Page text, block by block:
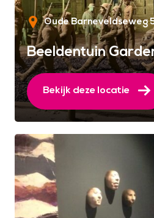
Oude Barneveldseweg
Beeldentuin
Bekijk deze locatie